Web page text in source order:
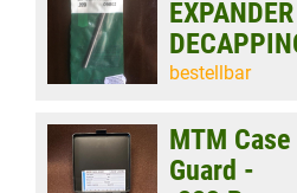
EXPANDER
bestellbar
MTM Case
Guard -